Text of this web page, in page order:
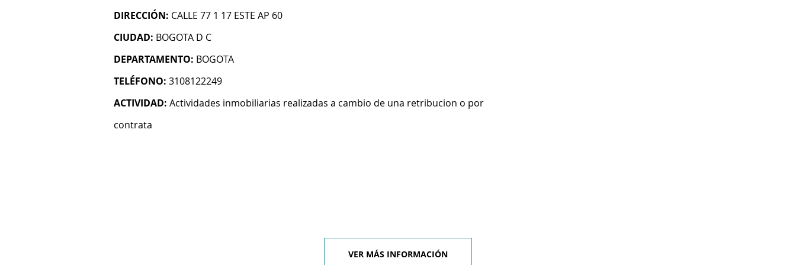
DIRECCIÓN: CALLE 77 1 17 ESTE AP 60
CIUDAD: BOGOTA D C
DEPARTAMENTO: BOGOTA
TELÉFONO: 3108122249
ACTIVIDAD: Actividades inmobiliarias realizadas a cambio de una retribucion o por
contrata
VER MÁS INFORMACIÓN